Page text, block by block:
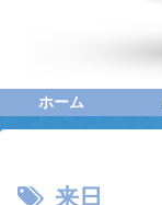
ホーム
来日